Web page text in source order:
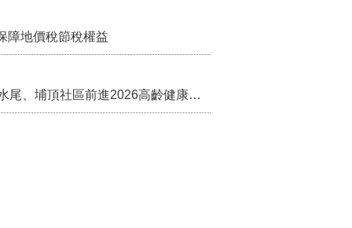
障地價稅節稅權益
苗栗農村綠色照顧成果登上全國舞台！ 後龍水尾、埔頂社區前進2026高齡健康產業博覽會